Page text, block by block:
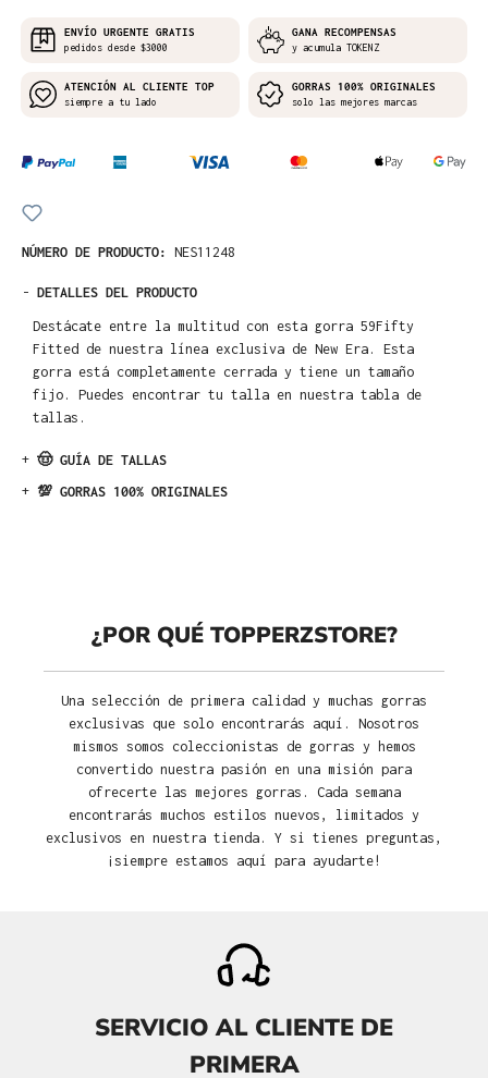
ENVÍO URGENTE GRATIS
pedidos desde $3000
GANA RECOMPENSAS
y acumula TOKENZ
ATENCIÓN AL CLIENTE TOP
siempre a tu lado
GORRAS 100% ORIGINALES
solo las mejores marcas
NÚMERO DE PRODUCTO: NES11248
- DETALLES DEL PRODUCTO
Destácate entre la multitud con esta gorra 59Fifty
Fitted de nuestra línea exclusiva de New Era. Esta
gorra está completamente cerrada y tiene un tamaño
fijo. Puedes encontrar tu talla en nuestra tabla de
tallas.
+ 🤠 GUÍA DE TALLAS
+ 💯 GORRAS 100% ORIGINALES
¿POR QUÉ TOPPERZSTORE?
Una selección de primera calidad y muchas gorras
exclusivas que solo encontrarás aquí. Nosotros
mismos somos coleccionistas de gorras y hemos
convertido nuestra pasión en una misión para
ofrecerte las mejores gorras. Cada semana
encontrarás muchos estilos nuevos, limitados y
exclusivos en nuestra tienda. Y si tienes preguntas,
¡siempre estamos aquí para ayudarte!
SERVICIO AL CLIENTE DE
PRIMERA